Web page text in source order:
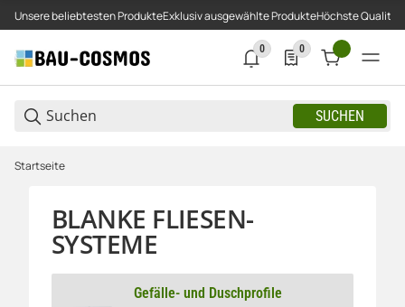
Unsere beliebtesten ProdukteExklusiv ausgewählte ProdukteHöchste Qualität
SUCHEN
0
0 neue Notifizierungen
0
0 Produkte in der Liste
Startseite
BLANKE FLIESEN-
SYSTEME
Gefälle- und Duschprofile